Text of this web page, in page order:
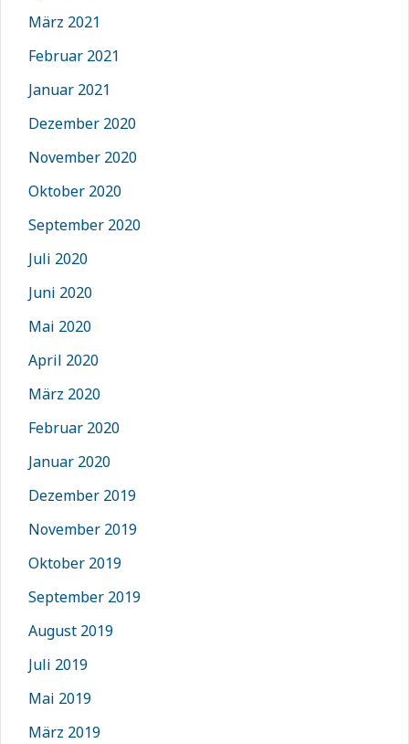
März 2021
Februar 2021
Januar 2021
Dezember 2020
November 2020
Oktober 2020
September 2020
Juli 2020
Juni 2020
Mai 2020
April 2020
März 2020
Februar 2020
Januar 2020
Dezember 2019
November 2019
Oktober 2019
September 2019
August 2019
Juli 2019
Mai 2019
März 2019